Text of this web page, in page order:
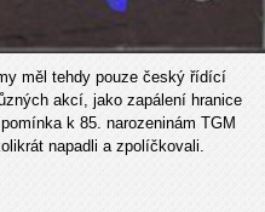
měl tehdy pouze český řídící
akcí, jako zapálení hranice
k 85. narozeninám TGM
napadli a zpolíčkovali.